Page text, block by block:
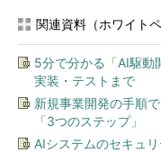
関連資料（ホワイトペ
5分で分かる「AI駆動
実装・テストまで
新規事業開発の手順
「3つのステップ」
AIシステムのセキュ